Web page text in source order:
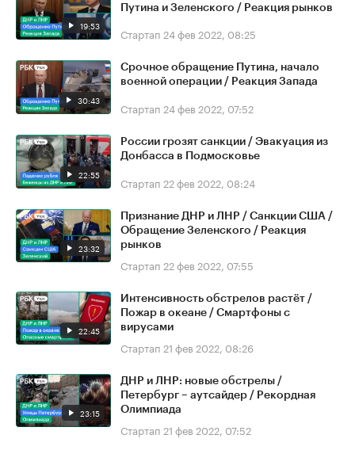
19:53
Путина и Зеленского / Реакция рынков
Стартап 24 фев 2022, 08:25
30:43
Срочное обращение Путина, начало
военной операции / Реакция Запада
Стартап 24 фев 2022, 07:52
22:55
России грозят санкции / Эвакуация из
Донбасса в Подмосковье
Стартап 22 фев 2022, 08:24
23:32
Признание ДНР и ЛНР / Санкции США /
Обращение Зеленского / Реакция
рынков
Стартап 22 фев 2022, 07:55
22:45
Интенсивность обстрелов растёт /
Пожар в океане / Смартфоны с
вирусами
Стартап 21 фев 2022, 08:26
23:15
ДНР и ЛНР: новые обстрелы /
Петербург – аутсайдер / Рекордная
Олимпиада
Стартап 21 фев 2022, 07:52